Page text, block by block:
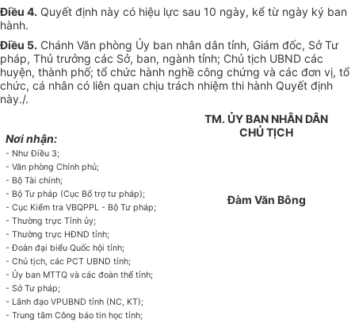
Điều 4. Quyết định này có hiệu lực sau 10 ngày, kể từ ngày ký ban
hành.
Điều 5. Chánh Văn phòng Ủy ban nhân dân tỉnh, Giám đốc, Sở Tư
pháp, Thủ trưởng các Sở, ban, ngành tỉnh; Chủ tịch UBND các
huyện, thành phố; tổ chức hành nghề công chứng và các đơn vị, tổ
chức, cá nhân có liên quan chịu trách nhiệm thi hành Quyết định
này./.
Nơi nhận:
- Như Điều 3;
-Văn phòng Chính phủ;
- Bộ Tài chính;
- Bộ Tư pháp (Cục Bổ trợ tư pháp);
-Cục Kiểm tra VBQPPL - Bộ Tư pháp;
-Thường trực Tỉnh ủy;
-Thường trực HĐND tỉnh;
-Đoàn đại biểu Quốc hội tỉnh;
-Chủ tịch, các PCT UBND tỉnh;
- Ủy ban MTTQ và các đoàn thể tỉnh;
-Sở Tư pháp;
- Lãnh đạo VPUBND tỉnh (NC, KT);
-Trung tâm Công báo tin học tỉnh;
TM. ỦY BAN NHÂN DÂN
CHỦ TỊCH
Đàm Văn Bông